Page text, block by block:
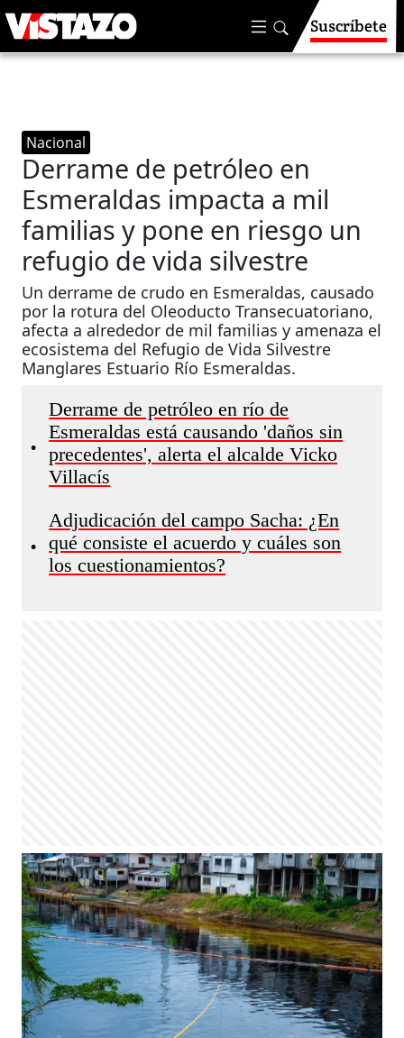
Suscríbete
Nacional
Derrame de petróleo en
Esmeraldas impacta a mil
familias y pone en riesgo un
refugio de vida silvestre
Un derrame de crudo en Esmeraldas, causado
por la rotura del Oleoducto Transecuatoriano,
afecta a alrededor de mil familias y amenaza el
ecosistema del Refugio de Vida Silvestre
Manglares Estuario Río Esmeraldas.
•
Derrame de petróleo en río de
Esmeraldas está causando 'daños sin
precedentes', alerta el alcalde Vicko
Villacís
•
Adjudicación del campo Sacha: ¿En
qué consiste el acuerdo y cuáles son
los cuestionamientos?